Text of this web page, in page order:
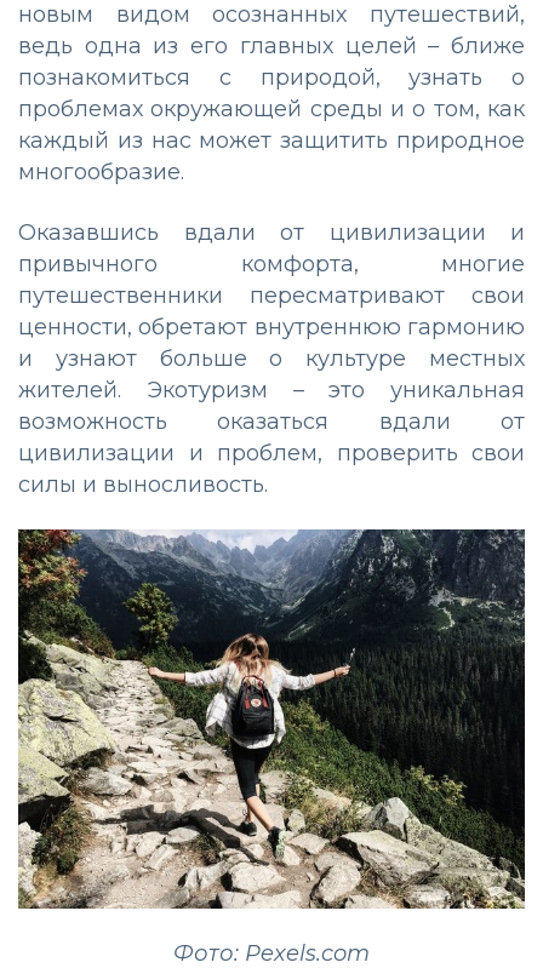
новым видом осознанных путешествий,
ведь одна из его главных целей – ближе
познакомиться с природой, узнать о
проблемах окружающей среды и о том, как
каждый из нас может защитить природное
многообразие.
Оказавшись вдали от цивилизации и
привычного комфорта, многие
путешественники пересматривают свои
ценности, обретают внутреннюю гармонию
и узнают больше о культуре местных
жителей. Экотуризм – это уникальная
возможность оказаться вдали от
цивилизации и проблем, проверить свои
силы и выносливость.
Фото: Pexels.com